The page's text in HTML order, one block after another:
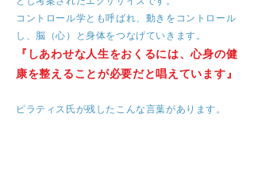
コントロール学とも呼ばれ、動きをコントロール
し、脳（心）と身体をつなげていきます。
『しあわせな人生をおくるには、心身の健
康を整えることが必要だと唱えています』
ピラティス氏が残したこんな言葉があります。